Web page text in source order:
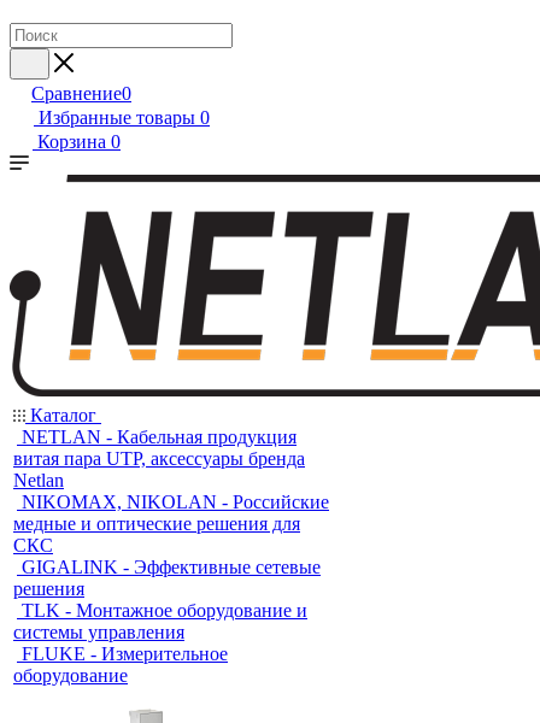
Сравнение0
Избранные товары 0
Корзина 0
Каталог
NETLAN - Кабельная продукция
витая пара UTP, аксессуары бренда
Netlan
NIKOMAX, NIKOLAN - Российские
медные и оптические решения для
СКС
GIGALINK - Эффективные сетевые
решения
TLK - Монтажное оборудование и
системы управления
FLUKE - Измерительное
оборудование